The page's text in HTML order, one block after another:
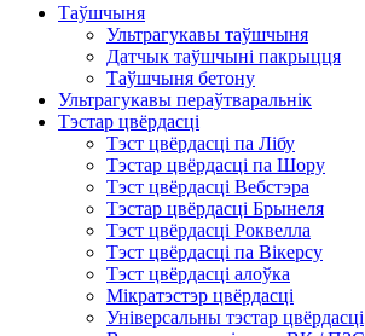
Таўшчыня
Ультрагукавы таўшчыня
Датчык таўшчыні пакрыцця
Таўшчыня бетону
Ультрагукавы пераўтваральнік
Тэстар цвёрдасці
Тэст цвёрдасці па Лібу
Тэстар цвёрдасці па Шору
Тэст цвёрдасці Вебстэра
Тэстар цвёрдасці Брынеля
Тэст цвёрдасці Роквелла
Тэст цвёрдасці па Вікерсу
Тэст цвёрдасці алоўка
Мікратэстэр цвёрдасці
Універсальны тэстар цвёрдасці